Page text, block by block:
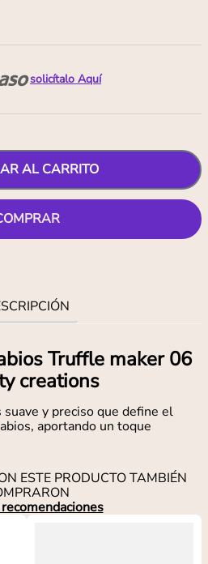
solicítalo Aquí
AL CARRITO
Truffle maker 06
creations
y preciso que define el
aportando un toque
ESTE PRODUCTO TAMBIÉN